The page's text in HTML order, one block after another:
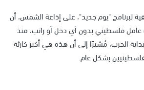
لبرنامج "يوم جديد"، على إذاعة الشمس، أن
من 500 ألف عامل فلسطيني بدون أي دخل أو راتب، منذ
بداية الحرب، مُشيرًا إلى أن هذه هي أكبر كارثة
بشكل عام.